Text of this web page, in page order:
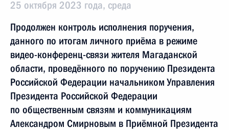
25 октября 2023 года, среда
Продолжен контроль исполнения поручения,
данного по итогам личного приёма в режиме
видео-конференц-связи жителя Магаданской
области, проведённого по поручению Президента
Российской Федерации начальником Управления
Президента Российской Федерации
по общественным связям и коммуникациям
Александром Смирновым в Приёмной Президента